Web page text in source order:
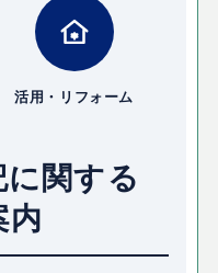
活用・リフォーム
関する
内